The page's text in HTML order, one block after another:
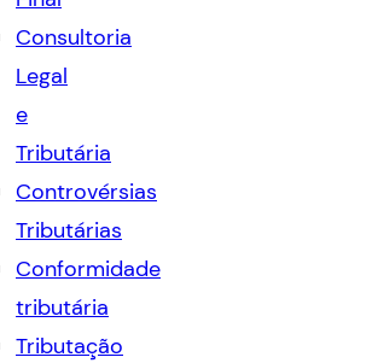
Consultoria
Legal
e
Tributária
Controvérsias
Tributárias
Conformidade
tributária
Tributação